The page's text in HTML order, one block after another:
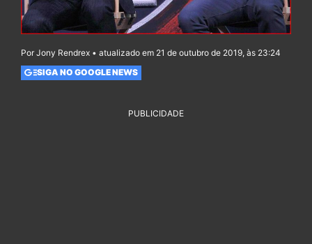
Por Jony Rendrex • atualizado em 21 de outubro de 2019, às 23:24
SIGA NO GOOGLE NEWS
PUBLICIDADE